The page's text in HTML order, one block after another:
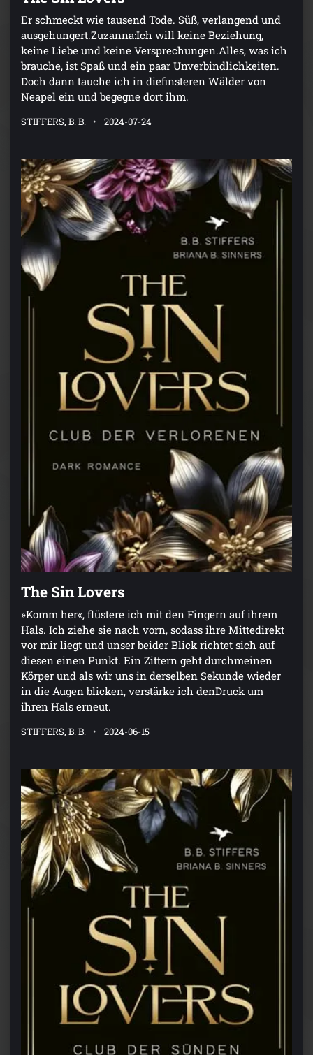
Er schmeckt wie tausend Tode. Süß, verlangend und
ausgehungert.Zuzanna:Ich will keine Beziehung,
keine Liebe und keine Versprechungen.Alles, was ich
brauche, ist Spaß und ein paar Unverbindlichkeiten.
Doch dann tauche ich in diefinsteren Wälder von
Neapel ein und begegne dort ihm.
STIFFERS, B. B. 2024-07-24
The Sin Lovers
»Komm her«, flüstere ich mit den Fingern auf ihrem
Hals. Ich ziehe sie nach vorn, sodass ihre Mittedirekt
vor mir liegt und unser beider Blick richtet sich auf
diesen einen Punkt. Ein Zittern geht durchmeinen
Körper und als wir uns in derselben Sekunde wieder
in die Augen blicken, verstärke ich denDruck um
ihren Hals erneut.
STIFFERS, B. B. 2024-06-15